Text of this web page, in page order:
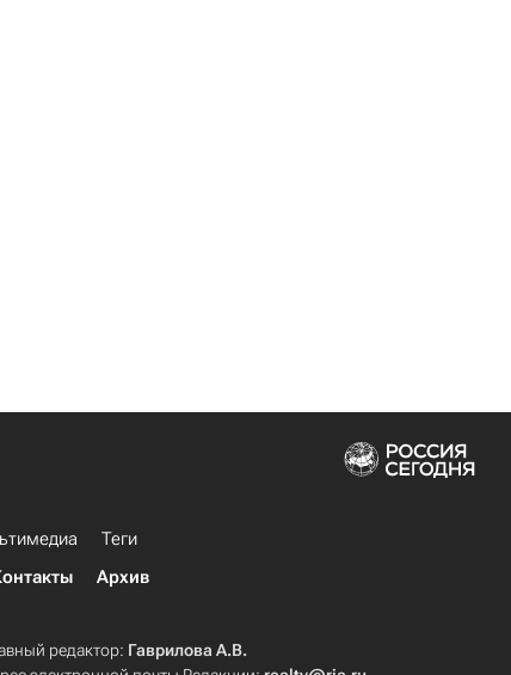
Теги
Архив
редактор: Гаврилова А.В.